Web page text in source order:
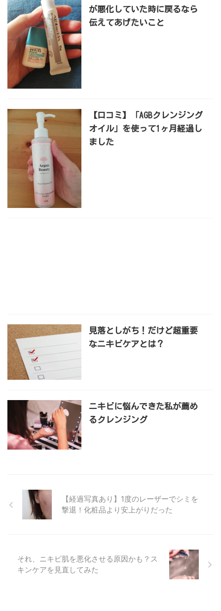
が悪化していた時に戻るなら
伝えてあげたいこと
【口コミ】「AGBクレンジング
オイル」を使って1ヶ月経過し
ました
見落としがち！だけど超重要
なニキビケアとは？
ニキビに悩んできた私が薦め
るクレンジング
【経過写真あり】1度のレーザーでシミを
撃退！化粧品より安上がりだった
それ、ニキビ肌を悪化させる原因かも？ス
キンケアを見直してみた